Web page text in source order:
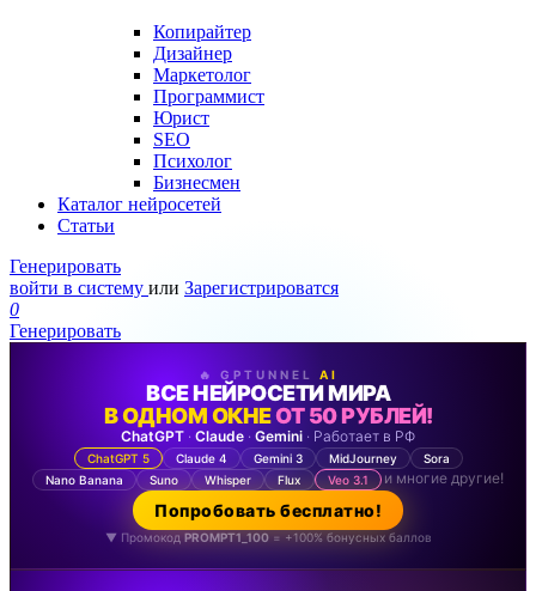
Копирайтер
Дизайнер
Маркетолог
Программист
Юрист
SEO
Психолог
Бизнесмен
Каталог нейросетей
Статьи
Генерировать
войти в систему или Зарегистрироватся
0
Генерировать
🔥 GPTUNNEL AI
ВСЕ НЕЙРОСЕТИ МИРА
В ОДНОМ ОКНЕОТ 50 РУБЛЕЙ!
ChatGPT · Claude · Gemini · Работает в РФ
ChatGPT 5 Claude 4 Gemini 3 MidJourney
Sora
Nano Banana
Suno Whisper Flux Veo 3.1 и многие другие!
Попробовать бесплатно!
▼ Промокод PROMPT1_100= +100% бонусных баллов